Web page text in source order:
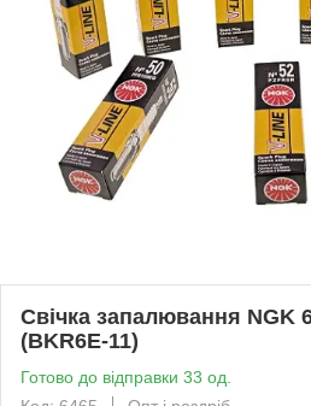
Свічка запалювання NGK
(BKR6E-11)
Готово до відправки 33 од.